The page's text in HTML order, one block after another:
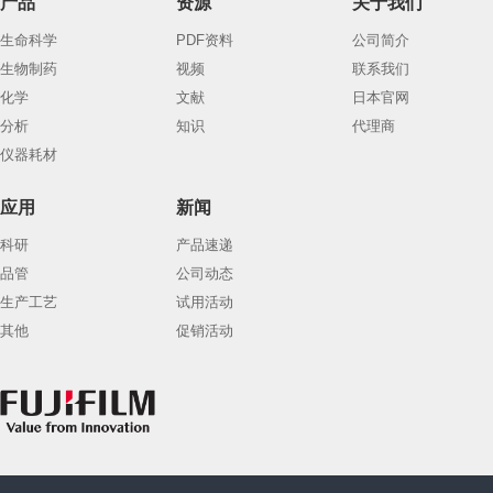
生命科学
生物制药
化学
分析
仪器耗材
PDF资料
视频
文献
知识
公司简介
联系我们
日本官网
代理商
应用
科研
品管
生产工艺
其他
新闻
产品速递
公司动态
试用活动
促销活动